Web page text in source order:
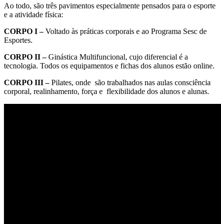
Ao todo, são três pavimentos especialmente pensados para o esporte
e a atividade física:
CORPO I –Voltado às práticas corporais e ao Programa Sesc de
Esportes.
CORPO II –Ginástica Multifuncional, cujo diferencial é a
tecnologia. Todos os equipamentos e fichas dos alunos estão online.
CORPO III –Pilates, onde são trabalhados nas aulas consciência
corporal, realinhamento, força e flexibilidade dos alunos e alunas.